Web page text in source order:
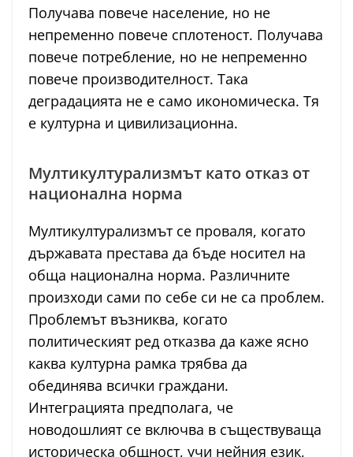
Получава повече население, но не
непременно повече сплотеност. Получава
повече потребление, но не непременно
повече производителност. Така
деградацията не е само икономическа. Тя
е културна и цивилизационна.
Мултикултурализмът като отказ от
национална норма
Мултикултурализмът се проваля, когато
държавата престава да бъде носител на
обща национална норма. Различните
произходи сами по себе си не са проблем.
Проблемът възниква, когато
политическият ред отказва да каже ясно
каква културна рамка трябва да
обединява всички граждани.
Интеграцията предполага, че
новодошлият се включва в съществуваща
историческа общност, учи нейния език,